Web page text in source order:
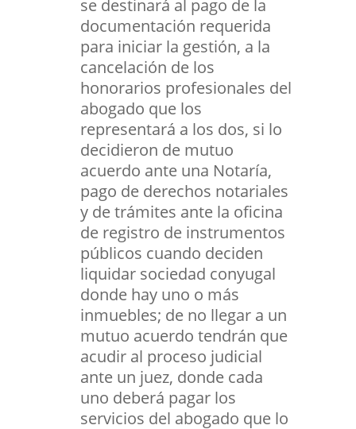
se destinará al pago de la
documentación requerida
para iniciar la gestión, a la
cancelación de los
honorarios profesionales del
abogado que los
representará a los dos, si lo
decidieron de mutuo
acuerdo ante una Notaría,
pago de derechos notariales
y de trámites ante la oficina
de registro de instrumentos
públicos cuando deciden
liquidar sociedad conyugal
donde hay uno o más
inmuebles; de no llegar a un
mutuo acuerdo tendrán que
acudir al proceso judicial
ante un juez, donde cada
uno deberá pagar los
servicios del abogado que lo